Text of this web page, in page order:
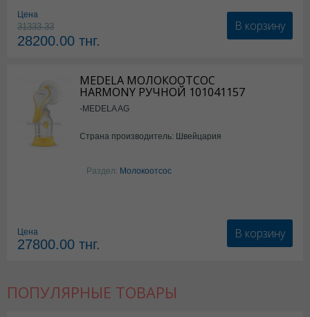
Цена
31333.33
28200.00 тнг.
В корзину
MEDELA МОЛОКООТСОС
HARMONY РУЧНОЙ 101041157
-MEDELA AG
Страна производитель: Швейцария
Раздел: Молокоотсос
Цена
27800.00 тнг.
В корзину
ПОПУЛЯРНЫЕ ТОВАРЫ